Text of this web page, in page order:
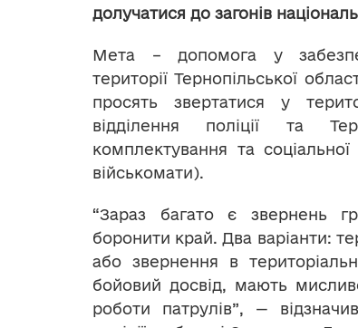
долучатися до загонів
Мета – допомога у
території Тернопільської
просять звертатися у
відділення поліції та
комплектування та
військомати).
“Зараз багато є звернень
боронити край. Два варіанти:
або звернення в
бойовий досвід, мають
роботи патрулів”, —